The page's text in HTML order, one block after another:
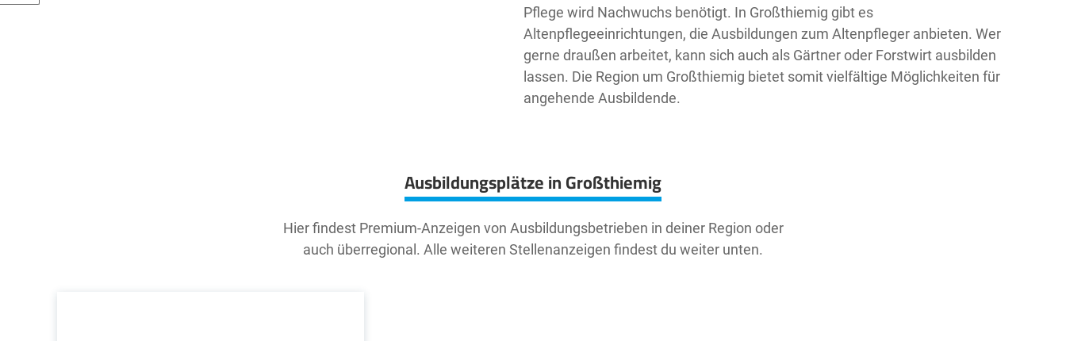
Pflege wird Nachwuchs benötigt. In Großthiemig gibt es
Altenpflegeeinrichtungen, die Ausbildungen zum Altenpfleger anbieten. Wer
gerne draußen arbeitet, kann sich auch als Gärtner oder Forstwirt ausbilden
lassen. Die Region um Großthiemig bietet somit vielfältige Möglichkeiten für
angehende Ausbildende.
Ausbildungsplätze in Großthiemig
Hier findest Premium-Anzeigen von Ausbildungsbetrieben in deiner Region oder
auch überregional. Alle weiteren Stellenanzeigen findest du weiter unten.